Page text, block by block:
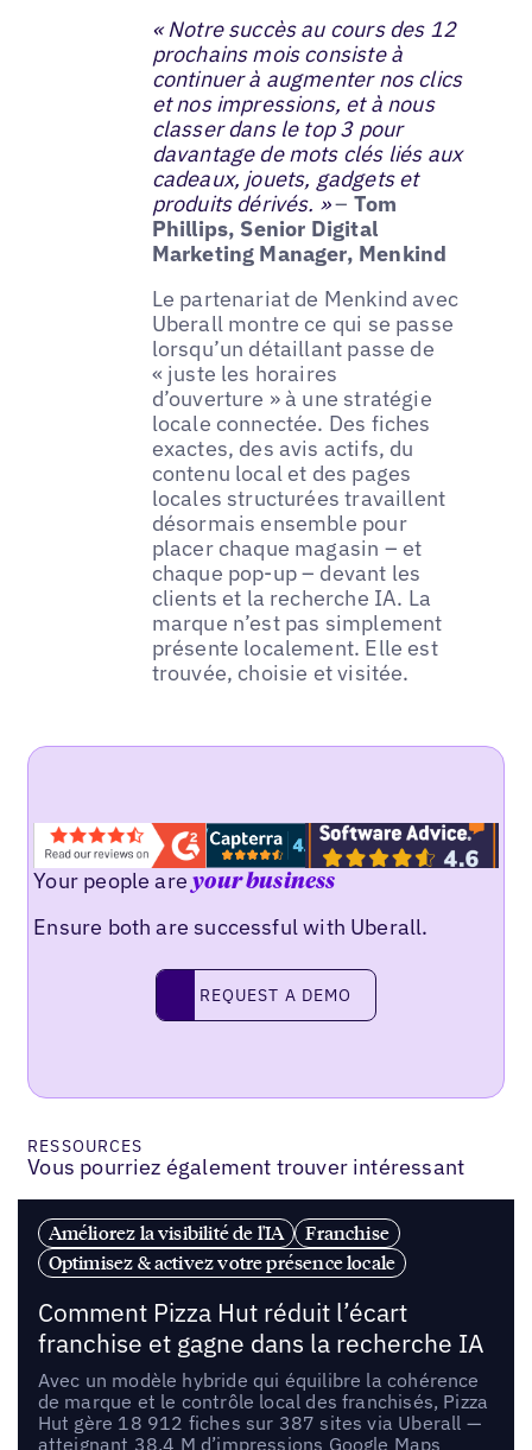
« Notre succès au cours des 12
prochains mois consiste à
continuer à augmenter nos clics
et nos impressions, et à nous
classer dans le top 3 pour
davantage de mots clés liés aux
cadeaux, jouets, gadgets et
produits dérivés. »– Tom
Phillips, Senior Digital
Marketing Manager, Menkind
Le partenariat de Menkind avec
Uberall montre ce qui se passe
lorsqu’un détaillant passe de
« juste les horaires
d’ouverture » à une stratégie
locale connectée. Des fiches
exactes, des avis actifs, du
contenu local et des pages
locales structurées travaillent
désormais ensemble pour
placer chaque magasin – et
chaque pop-up – devant les
clients et la recherche IA. La
marque n’est pas simplement
présente localement. Elle est
trouvée, choisie et visitée.
Your people areyour business
Ensure both are successful with Uberall.
request a demo
REQUEST A DEMO
RESSOURCES
Vous pourriez également trouver intéressant
Améliorez la visibilité de l'IA
Franchise
Optimisez & activez votre présence locale
Comment Pizza Hut réduit l’écart
franchise et gagne dans la recherche IA
Avec un modèle hybride qui équilibre la cohérence
de marque et le contrôle local des franchisés, Pizza
Hut gère 18 912 fiches sur 387 sites via Uberall —
atteignant 38,4 M d’impressions Google Maps